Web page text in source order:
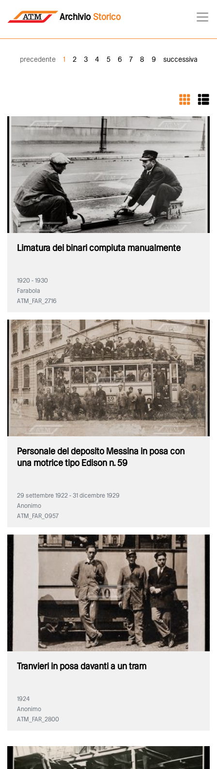
Archivio Storico
precedente 1 2 3 4 5 6 7 8 9 successiva
Limatura dei binari compiuta manualmente
1920 - 1930
Farabola
ATM_FAR_2716
Personale del deposito Messina in posa con
una motrice tipo Edison n. 59
29 settembre 1922 - 31 dicembre 1929
Anonimo
ATM_FAR_0957
Tranvieri in posa davanti a un tram
1924
Anonimo
ATM_FAR_2800